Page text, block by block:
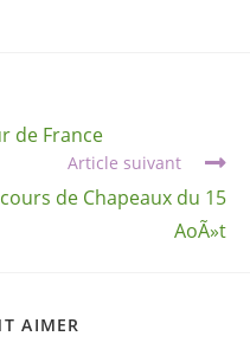
de France
Article suivant
de Chapeaux du 15
AoÃ»t
AIMER